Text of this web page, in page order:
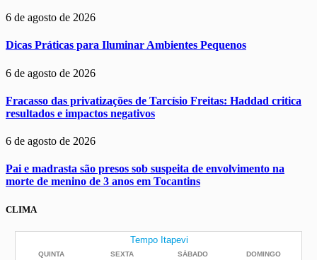
6 de agosto de 2026
Dicas Práticas para Iluminar Ambientes Pequenos
6 de agosto de 2026
Fracasso das privatizações de Tarcísio Freitas: Haddad critica
resultados e impactos negativos
6 de agosto de 2026
Pai e madrasta são presos sob suspeita de envolvimento na
morte de menino de 3 anos em Tocantins
CLIMA